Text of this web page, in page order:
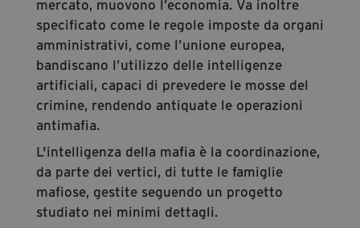
mercato, muovono l’economia. Va inoltre
specificato come le regole imposte da organi
amministrativi, come l’unione europea,
bandiscano l’utilizzo delle intelligenze
artificiali, capaci di prevedere le mosse del
crimine, rendendo antiquate le operazioni
antimafia.
L'intelligenza della mafia è la coordinazione,
da parte dei vertici, di tutte le famiglie
mafiose, gestite seguendo un progetto
studiato nei minimi dettagli.